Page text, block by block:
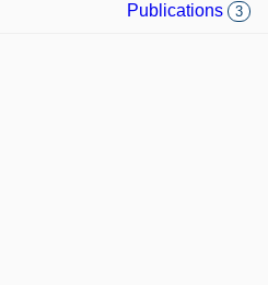
Publications 3